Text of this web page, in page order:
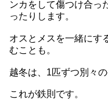
ンカをして傷つけ合っ
ったりします。
オスとメスを一緒にす
むことも。
越冬は、1匹ずつ別々の
これが鉄則です。